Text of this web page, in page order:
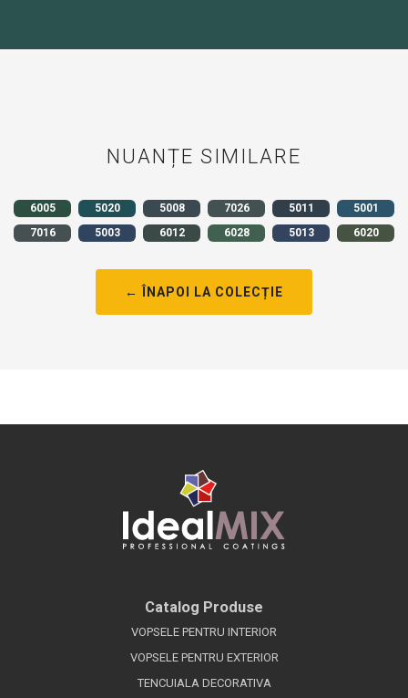
NUANȚE SIMILARE
6005 5020 5008 7026 5011
5001
7016
5003 6012 6028 5013 6020
← ÎNAPOI LA COLECȚIE
Catalog Produse
VOPSELE PENTRU INTERIOR
VOPSELE PENTRU EXTERIOR
TENCUIALA DECORATIVA